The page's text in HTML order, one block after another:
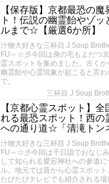
【保存版】京都最恐の魔
ト！伝説の幽霊飴やゾッ
ルまで☆【厳選6か所】
汁物大好きな三杯目 J Soup
FU～☆彡今回は身の毛もよだつ
霊スポットを集めました。古く
幽霊飴や心霊現象が起こると言わ
で。
三杯目 J Soup
【京都心霊スポット】全
れる最恐スポット！西の
への通り道☆「清滝トン
汁物大好きな三杯目 J Soup
FU～☆彡今回は千日詣でおなじ
して知られる愛宕神社への参道
ル。地元では昔から心霊スポット
たびたびテレビでも紹介される場